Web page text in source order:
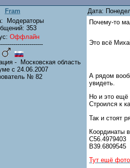
Fram Дата:
Модераторы
353
Оффлайн
- Московская область
с 24.06.2007
№ 82
Почему-то
Это всё
А рядом
увидеть.
Но и это ещё
Строился к
Так и стоят
Координаты
С56.4979403
В39.6809545
Тут ещё